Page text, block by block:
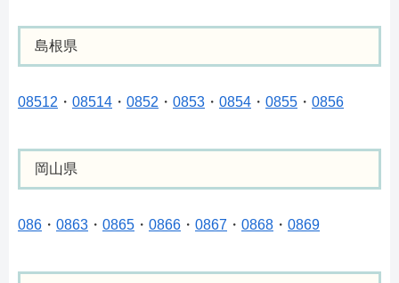
島根県
08512 ・ 08514 ・ 0852 ・ 0853 ・ 0854 ・ 0855 ・ 0856
岡山県
086 ・ 0863 ・ 0865 ・ 0866 ・ 0867 ・ 0868 ・ 0869